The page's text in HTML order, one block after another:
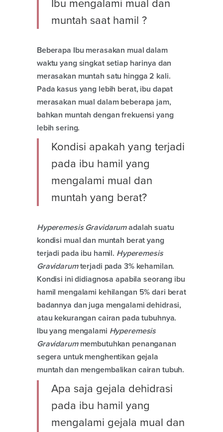
Ibu mengalami mual dan
muntah saat hamil ?
Beberapa Ibu merasakan mual dalam
waktu yang singkat setiap harinya dan
merasakan muntah satu hingga 2 kali.
Pada kasus yang lebih berat, ibu dapat
merasakan mual dalam beberapa jam,
bahkan muntah dengan frekuensi yang
lebih sering.
Kondisi apakah yang terjadi
pada ibu hamil yang
mengalami mual dan
muntah yang berat?
Hyperemesis Gravidarumadalah suatu
kondisi mual dan muntah berat yang
terjadi pada ibu hamil. Hyperemesis
Gravidarumterjadi pada 3% kehamilan.
Kondisi ini didiagnosa apabila seorang ibu
hamil mengalami kehilangan 5% dari berat
badannya dan juga mengalami dehidrasi,
atau kekurangan cairan pada tubuhnya.
Ibu yang mengalami Hyperemesis
Gravidarum membutuhkan penanganan
segera untuk menghentikan gejala
muntah dan mengembalikan cairan tubuh.
Apa saja gejala dehidrasi
pada ibu hamil yang
mengalami gejala mual dan